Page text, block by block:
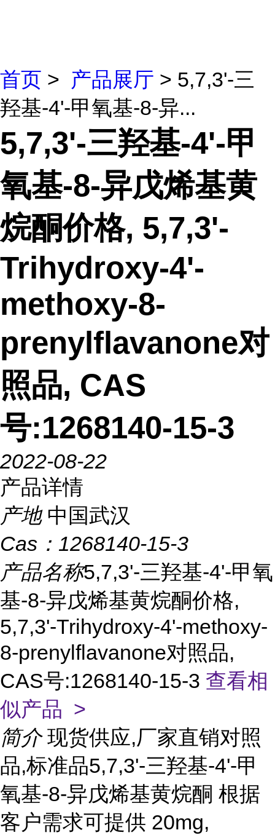
首页 > 产品展厅 > 5,7,3'-三
羟基-4'-甲氧基-8-异...
5,7,3'-三羟基-4'-甲
氧基-8-异戊烯基黄
烷酮价格, 5,7,3'-
Trihydroxy-4'-
methoxy-8-
prenylflavanone对
照品, CAS
号:1268140-15-3
2022-08-22
产品详情
产地 中国武汉
Cas： 1268140-15-3
产品名称5,7,3'-三羟基-4'-甲氧
基-8-异戊烯基黄烷酮价格,
5,7,3'-Trihydroxy-4'-methoxy-
8-prenylflavanone对照品,
CAS号:1268140-15-3 查看相
似产品 >
简介 现货供应,厂家直销对照
品,标准品5,7,3'-三羟基-4'-甲
氧基-8-异戊烯基黄烷酮 根据
客户需求可提供 20mg,